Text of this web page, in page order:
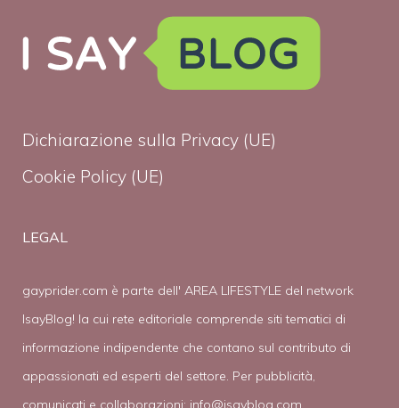
Dichiarazione sulla Privacy (UE)
Cookie Policy (UE)
LEGAL
gayprider.com è parte dell' AREA LIFESTYLE del network
IsayBlog! la cui rete editoriale comprende siti tematici di
informazione indipendente che contano sul contributo di
appassionati ed esperti del settore. Per pubblicità,
comunicati e collaborazioni: info@isayblog.com